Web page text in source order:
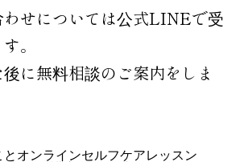
せについては公式LINEで受
。
に無料相談のご案内をしま
オンラインセルフケアレッスン